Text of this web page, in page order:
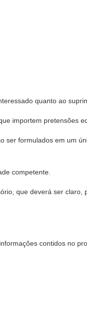
quanto ao
importem pretensões
ser formulados em um
competente.
que deverá ser claro,
contidos no